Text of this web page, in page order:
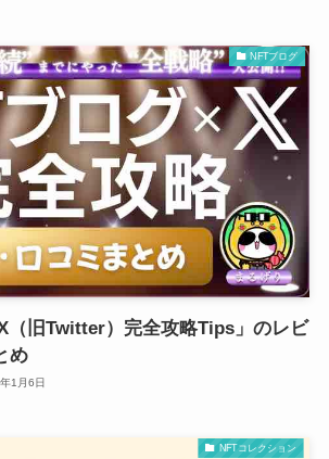
NFTブログ
（旧Twitter）完全攻略Tips」のレビ
め
1月6日
NFTコレクション